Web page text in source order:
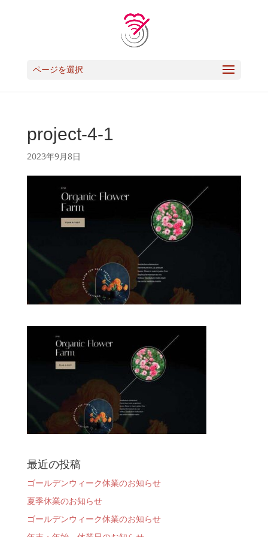
ページを選択
project-4-1
2023年9月8日
最近の投稿
ゴールデンウィーク休業のお知らせ
夏季休業のお知らせ
ゴールデンウィーク休業のお知らせ